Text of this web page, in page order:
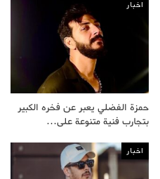
اخبار
حمزة الفضلي يعبر عن فخره الكبير
بتجارب فنية متنوعة على…
اخبار